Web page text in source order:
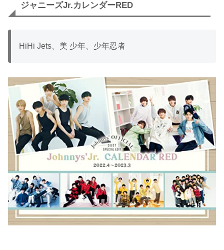
ジャニーズJr.カレンダーRED
HiHi Jets、美 少年、少年忍者